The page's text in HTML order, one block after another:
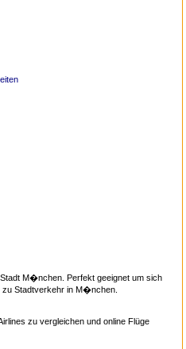
M�nchen. Perfekt geeignet um sich
Stadtverkehr in M�nchen.
zu vergleichen und online Flüge